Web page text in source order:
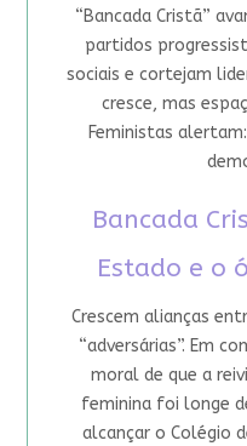
“Bancada Cristã”
partidos
sociais e cortejam
cresce, mas
Feministas
Bancada
Estado e o
Crescem alianças
“adversárias”. Em
moral de que a
feminina foi longe
alcançar o Colégio